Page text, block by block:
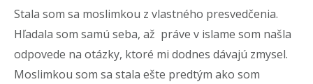
Stala som sa moslimkou z vlastného presvedčenia.
Hľadala som samú seba, až práve v islame som našla
odpovede na otázky, ktoré mi dodnes dávajú zmysel.
Moslimkou som sa stala ešte predtým ako som